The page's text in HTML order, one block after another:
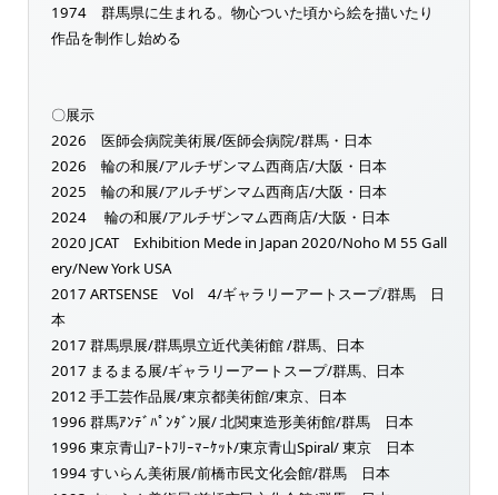
1974 群馬県に生まれる。物心ついた頃から絵を描いたり
作品を制作し始める
〇展示
2026 医師会病院美術展/医師会病院/群馬・日本
2026 輪の和展/アルチザンマム西商店/大阪・日本
2025 輪の和展/アルチザンマム西商店/大阪・日本
2024 輪の和展/アルチザンマム西商店/大阪・日本
2020 JCAT Exhibition Mede in Japan 2020/Noho M 55 Gall
ery/New York USA
2017 ARTSENSE Vol 4/ギャラリーアートスープ/群馬 日
本
2017 群馬県展/群馬県立近代美術館 /群馬、日本
2017 まるまる展/ギャラリーアートスープ/群馬、日本
2012 手工芸作品展/東京都美術館/東京、日本
1996 群馬ｱﾝﾃﾞﾊﾟﾝﾀﾞﾝ展/ 北関東造形美術館/群馬 日本
1996 東京青山ｱｰﾄﾌﾘｰﾏｰｹｯﾄ/東京青山Spiral/ 東京 日本
1994 すいらん美術展/前橋市民文化会館/群馬 日本